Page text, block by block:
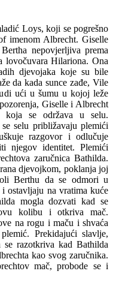
Loys, koji se pogrešno
imenom Albrecht. Giselle
nepovjerljiva prema
lovočuvara Hilariona. Ona
djevojaka koje su bile
da kada sunce zađe, Vile
ući u šumu u kojoj leže
Giselle i Albrecht
koja se održava u selu.
selu približavaju plemići
razgovor i odlučuje
njegov identitet. Plemići
zaručnica Bathilda.
djevojkom, poklanja joj
Berthu da se odmori u
ostavljaju na vratima kuće
mogla dozvati kad se
kolibu i otkriva mač.
na rogu i maču i shvaća
Prekidajući slavlje,
se razotkriva kad Bathilda
kao svog zaručnika.
mač, probode se i